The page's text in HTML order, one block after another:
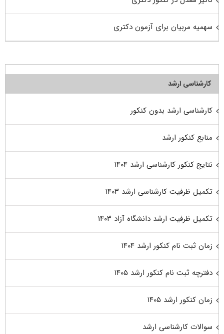
سهمیه مربیان برای آزمون دکتری
کارشناسی ارشد
کارشناسی ارشد بدون کنکور
منابع کنکور ارشد
نتایج کنکور کارشناسی ارشد ۱۴۰۴
تکمیل ظرفیت کارشناسی ارشد ۱۴۰۳
تکمیل ظرفیت ارشد دانشگاه آزاد ۱۴۰۳
زمان ثبت نام کنکور ارشد ۱۴۰۴
دفترچه ثبت نام کنکور ارشد ۱۴۰۵
زمان کنکور ارشد ۱۴۰۵
سوالات کارشناسی ارشد